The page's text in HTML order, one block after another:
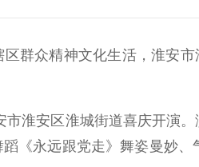
众精神文化生活，淮安市
淮安区淮城街道喜庆开演
《永远跟党走》舞姿曼妙